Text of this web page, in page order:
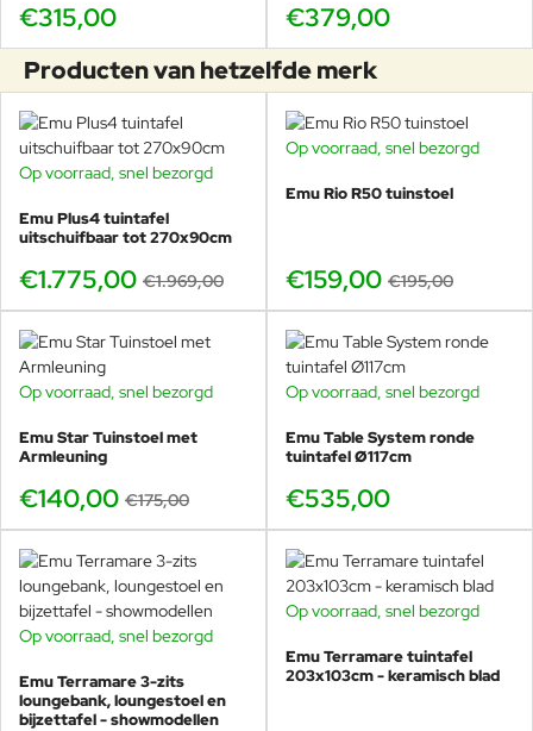
€315,00 €379,00
Producten van hetzelfde merk
-10%
Op voorraad, snel bezorgd
Emu Plus4 tuintafel
uitschuifbaar tot 270x90cm
€1.775,00 €1.969,00
-18%
Op voorraad, snel bezorgd
Emu Rio R50 tuinstoel
€159,00 €195,00
-20%
Op voorraad, snel bezorgd
Emu Star Tuinstoel met
Armleuning
€140,00 €175,00
Op voorraad, snel bezorgd
Emu Table System ronde
tuintafel Ø117cm
€535,00
BUNDELKORTING
-40%
Op voorraad, snel bezorgd
Emu Terramare 3-zits
loungebank, loungestoel en
bijzettafel - showmodellen
Op voorraad, snel bezorgd
Emu Terramare tuintafel
203x103cm - keramisch blad